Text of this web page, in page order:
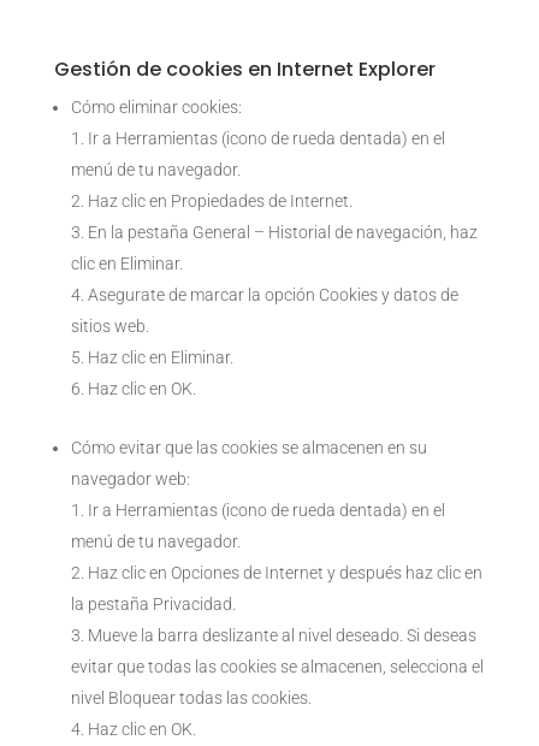
Gestión de cookies en Internet Explorer
Cómo eliminar cookies:
Ir a Herramientas (icono de rueda dentada) en el
menú de tu navegador.
Haz clic en Propiedades de Internet.
En la pestaña General – Historial de navegación, haz
clic en Eliminar.
Asegurate de marcar la opción Cookies y datos de
sitios web.
Haz clic en Eliminar.
Haz clic en OK.
Cómo evitar que las cookies se almacenen en su
navegador web:
Ir a Herramientas (icono de rueda dentada) en el
menú de tu navegador.
Haz clic en Opciones de Internet y después haz clic en
la pestaña Privacidad.
Mueve la barra deslizante al nivel deseado. Si deseas
evitar que todas las cookies se almacenen, selecciona el
nivel Bloquear todas las cookies.
Haz clic en OK.